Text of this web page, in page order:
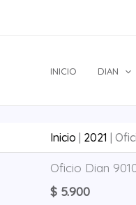
INICIO DIAN
Inicio 2021
Oficio Dian
$ 5.900
Oficio
901000